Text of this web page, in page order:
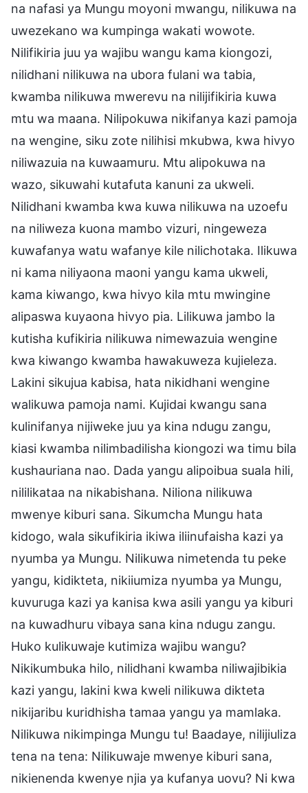
na nafasi ya Mungu moyoni mwangu, nilikuwa na
uwezekano wa kumpinga wakati wowote.
Nilifikiria juu ya wajibu wangu kama kiongozi,
nilidhani nilikuwa na ubora fulani wa tabia,
kwamba nilikuwa mwerevu na nilijifikiria kuwa
mtu wa maana. Nilipokuwa nikifanya kazi pamoja
na wengine, siku zote nilihisi mkubwa, kwa hivyo
niliwazuia na kuwaamuru. Mtu alipokuwa na
wazo, sikuwahi kutafuta kanuni za ukweli.
Nilidhani kwamba kwa kuwa nilikuwa na uzoefu
na niliweza kuona mambo vizuri, ningeweza
kuwafanya watu wafanye kile nilichotaka. Ilikuwa
ni kama niliyaona maoni yangu kama ukweli,
kama kiwango, kwa hivyo kila mtu mwingine
alipaswa kuyaona hivyo pia. Lilikuwa jambo la
kutisha kufikiria nilikuwa nimewazuia wengine
kwa kiwango kwamba hawakuweza kujieleza.
Lakini sikujua kabisa, hata nikidhani wengine
walikuwa pamoja nami. Kujidai kwangu sana
kulinifanya nijiweke juu ya kina ndugu zangu,
kiasi kwamba nilimbadilisha kiongozi wa timu bila
kushauriana nao. Dada yangu alipoibua suala hili,
nililikataa na nikabishana. Niliona nilikuwa
mwenye kiburi sana. Sikumcha Mungu hata
kidogo, wala sikufikiria ikiwa iliinufaisha kazi ya
nyumba ya Mungu. Nilikuwa nimetenda tu peke
yangu, kidikteta, nikiiumiza nyumba ya Mungu,
kuvuruga kazi ya kanisa kwa asili yangu ya kiburi
na kuwadhuru vibaya sana kina ndugu zangu.
Huko kulikuwaje kutimiza wajibu wangu?
Nikikumbuka hilo, nilidhani kwamba niliwajibikia
kazi yangu, lakini kwa kweli nilikuwa dikteta
nikijaribu kuridhisha tamaa yangu ya mamlaka.
Nilikuwa nikimpinga Mungu tu! Baadaye, nilijiuliza
tena na tena: Nilikuwaje mwenye kiburi sana,
nikienenda kwenye njia ya kufanya uovu? Ni kwa